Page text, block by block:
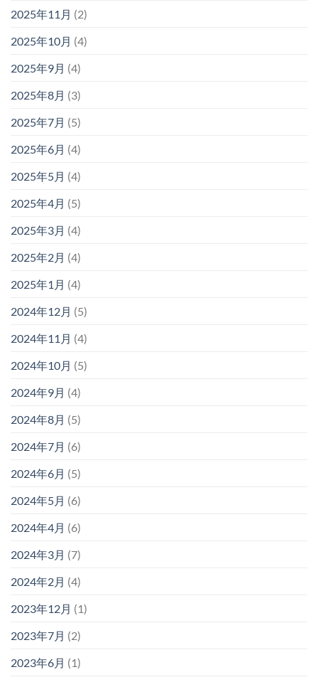
2025年11月 (2)
2025年10月 (4)
2025年9月 (4)
2025年8月 (3)
2025年7月 (5)
2025年6月 (4)
2025年5月 (4)
2025年4月 (5)
2025年3月 (4)
2025年2月 (4)
2025年1月 (4)
2024年12月 (5)
2024年11月 (4)
2024年10月 (5)
2024年9月 (4)
2024年8月 (5)
2024年7月 (6)
2024年6月 (5)
2024年5月 (6)
2024年4月 (6)
2024年3月 (7)
2024年2月 (4)
2023年12月 (1)
2023年7月 (2)
2023年6月 (1)